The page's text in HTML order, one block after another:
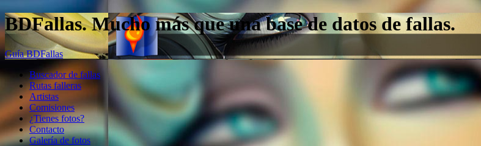
BDFallas. Mucho más que una base de datos de fallas.
Guía BDFallas
Buscador de fallas
Rutas falleras
Artistas
Comisiones
¿Tienes fotos?
Contacto
Galería de fotos